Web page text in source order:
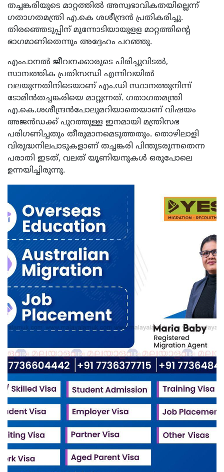
തച്ചങ്കരിയുടെ മാറ്റത്തിൽ അസ്വഭാവികതയില്ലെന്ന്
ഗതാഗതമന്ത്രി എ.കെ ശശീന്ദ്രന്‍ പ്രതികരിച്ചു.
തിരഞ്ഞെടുപ്പിന് മുന്നോടിയായുളള മാറ്റത്തിന്റെ
ഭാഗമാണിതെന്നും അദ്ദേഹം പറഞ്ഞു.
എംപാനൽ ജീവനക്കാരുടെ പിരിച്ചുവിടല്‍,
സാമ്പത്തിക പ്രതിസന്ധി എന്നിവയിൽ
വലയുന്നതിനിടെയാണ് എം.ഡി സ്ഥാനത്തുനിന്ന്
ടോമിന്‍തച്ചങ്കരിയെ മാറ്റുന്നത്. ഗതാഗതമന്ത്രി
എ.കെ.ശശീന്ദ്രന്‍പോലുമറിയാതെയാണ് വിഷയം
അജന്‍ഡക്ക് പുറത്തുള്ള ഇനമായി മന്ത്രിസഭ
പരിഗണിച്ചതും തീരുമാനമെടുത്തതും. തൊഴിലാളി
വിരുദ്ധനിലപാടുകളാണ് തച്ചങ്കരി പിന്തുടരുന്നതെന്ന
പരാതി ഇടത്, വലത് യൂണിയനുകള്‍ ഒരുപോലെ
ഉന്നയിച്ചിരുന്നു.